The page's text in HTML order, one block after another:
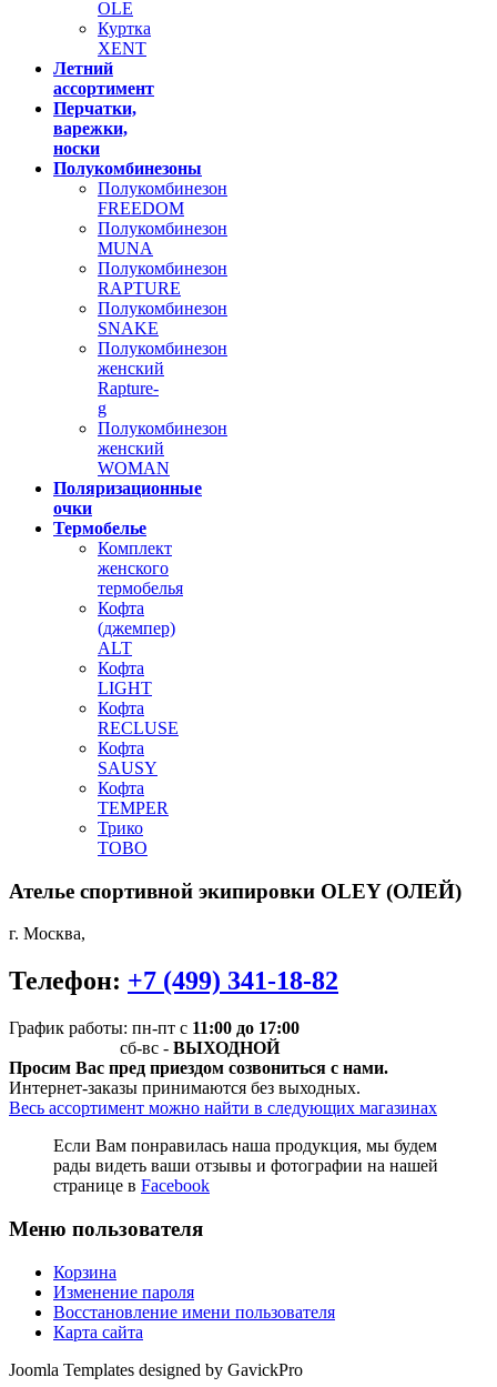
OLE
Куртка
XENT
Летний
ассортимент
Перчатки,
варежки,
носки
Полукомбинезоны
Полукомбинезон
FREEDOM
Полукомбинезон
MUNA
Полукомбинезон
RAPTURE
Полукомбинезон
SNAKE
Полукомбинезон
женский
Rapture-
g
Полукомбинезон
женский
WOMAN
Поляризационные
очки
Термобелье
Комплект
женского
термобелья
Кофта
(джемпер)
ALT
Кофта
LIGHT
Кофта
RECLUSE
Кофта
SAUSY
Кофта
TEMPER
Трико
TOBO
Ателье спортивной экипировки OLEY (ОЛЕЙ)
г. Москва,
Телефон: +7 (499) 341-18-82
График работы: пн-пт с 11:00 до 17:00
сб-вс - ВЫХОДНОЙ
Просим Вас пред приездом созвониться с нами.
Интернет-заказы принимаются без выходных.
Весь ассортимент можно найти в следующих магазинах
Если Вам понравилась наша продукция, мы будем
рады видеть ваши отзывы и фотографии на нашей
странице в Facebook
Меню пользователя
Корзина
Изменение пароля
Восстановление имени пользователя
Карта сайта
Joomla Templates designed by GavickPro